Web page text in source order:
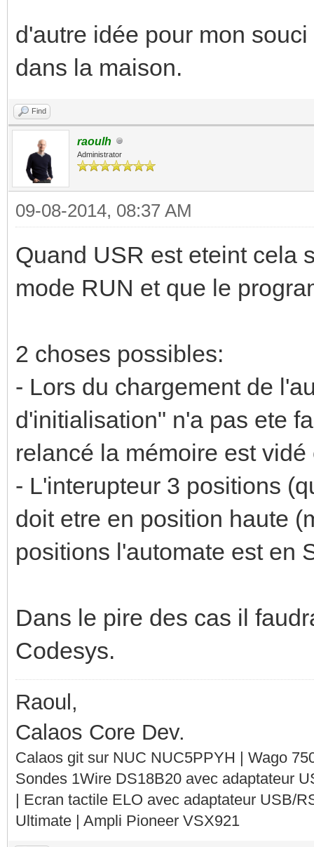
d'autre idée pour mon
dans la maison.
Find
raoulh
Administrator
09-08-2014, 08:37 AM
Quand USR est eteint cela
mode RUN et que le
2 choses possibles:
- Lors du chargement de
d'initialisation" n'a pas ete
relancé la mémoire est
- L'interupteur 3 positions
doit etre en position haute
positions l'automate est en
Dans le pire des cas il
Codesys.
Raoul,
Calaos Core Dev.
Calaos git sur NUC NUC5PPYH | Wago
Sondes 1Wire DS18B20 avec adaptateur
| Ecran tactile ELO avec adaptateur USB/
Ultimate | Ampli Pioneer VSX921